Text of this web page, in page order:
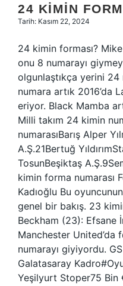
24 KIMIN
Tarih: Kasım 22, 2024
24 kimin forması? Mike
onu 8 numarayı
olgunlaştıkça yerini 24
numara artık 2016’da
eriyor. Black Mamba
Milli takım 24 kimin
numarasıBarış Alper
A.Ş.21Bertuğ
TosunBeşiktaş
kimin forma numarası
Kadıoğlu Bu
genel bir bakış. 23
Beckham (23): Efsane
Manchester
numarayı giyiyordu.
Galatasaray
Yeşilyurt Stoper75